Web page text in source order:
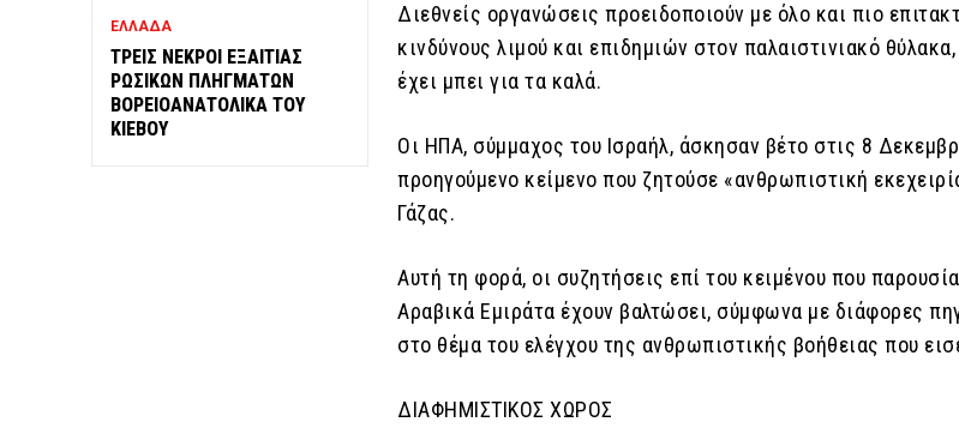
ΕΛΛΑΔΑ
ΤΡΕΙΣ ΝΕΚΡΟΙ ΕΞΑΙΤΙΑΣ
ΡΩΣΙΚΩΝ ΠΛΗΓΜΑΤΩΝ
ΒΟΡΕΙΟΑΝΑΤΟΛΙΚΑ ΤΟΥ
ΚΙΕΒΟΥ
Διεθνείς οργανώσεις προειδοποιούν με όλο και πιο
κινδύνους λιμού και επιδημιών στον παλαιστινιακό
έχει μπει για τα καλά.
Οι ΗΠΑ, σύμμαχος του Ισραήλ, άσκησαν βέτο στις 8
προηγούμενο κείμενο που ζητούσε «ανθρωπιστική
Γάζας.
Αυτή τη φορά, οι συζητήσεις επί του κειμένου που
Αραβικά Εμιράτα έχουν βαλτώσει, σύμφωνα με διάφορες
στο θέμα του ελέγχου της ανθρωπιστικής βοήθειας που
ΔΙΑΦΗΜΙΣΤΙΚΟΣ ΧΩΡΟΣ